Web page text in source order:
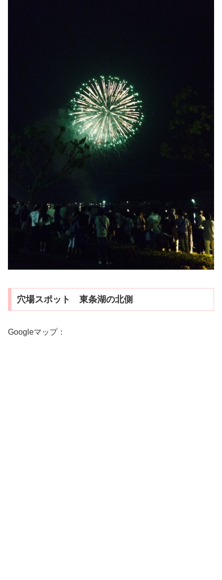
穴場スポット 東条湖の北側
Googleマップ：